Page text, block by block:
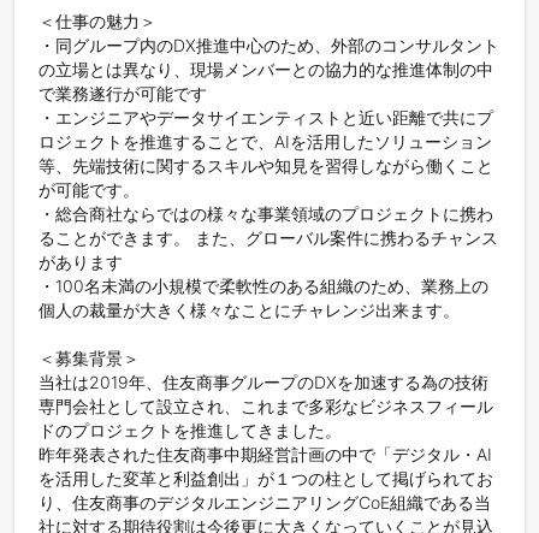
＜仕事の魅力＞
・同グループ内のDX推進中心のため、外部のコンサルタント
の立場とは異なり、現場メンバーとの協力的な推進体制の中
で業務遂行が可能です
・エンジニアやデータサイエンティストと近い距離で共にプ
ロジェクトを推進することで、AIを活用したソリューション
等、先端技術に関するスキルや知見を習得しながら働くこと
が可能です。
・総合商社ならではの様々な事業領域のプロジェクトに携わ
ることができます。 また、グローバル案件に携わるチャンス
があります
・100名未満の小規模で柔軟性のある組織のため、業務上の
個人の裁量が大きく様々なことにチャレンジ出来ます。
＜募集背景＞
当社は2019年、住友商事グループのDXを加速する為の技術
専門会社として設立され、これまで多彩なビジネスフィール
ドのプロジェクトを推進してきました。
昨年発表された住友商事中期経営計画の中で「デジタル・AI
を活用した変革と利益創出」が１つの柱として掲げられてお
り、住友商事のデジタルエンジニアリングCoE組織である当
社に対する期待役割は今後更に大きくなっていくことが見込